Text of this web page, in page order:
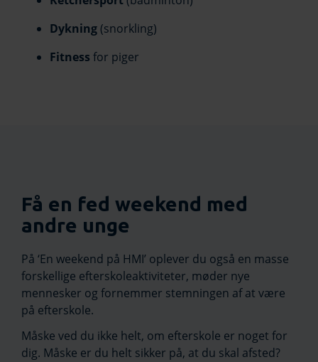
Dykning (snorkling)
Fitness for piger
Få en fed weekend med
andre unge
På ‘En weekend på HMI’ oplever du også en masse
forskellige efterskoleaktiviteter, møder nye
mennesker og fornemmer stemningen af at være
på efterskole.
Måske ved du ikke helt, om efterskole er noget for
dig. Måske er du helt sikker på, at du skal afsted?